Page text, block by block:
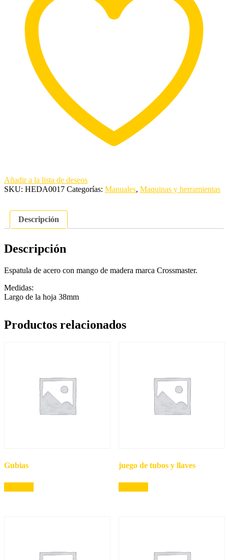
Añadir a la lista de deseos
SKU: HEDA0017 Categorías: Manuales, Maquinas y herramientas
Descripción
Descripción
Espatula de acero con mango de madera marca Crossmaster.
Medidas:
Largo de la hoja 38mm
Productos relacionados
Gubias juego de tubos y llaves